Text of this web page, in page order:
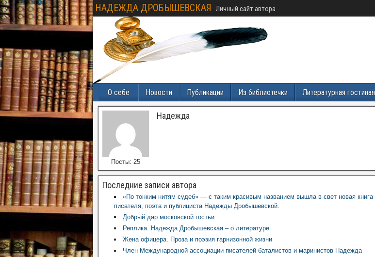
НАДЕЖДА ДРОБЫШЕВСКАЯ Личный сайт автора
О себе Новости Публикации Из библиотечки Литературная гостиная
Посты: 25
Надежда
Последние записи автора
«По тонким нитям судеб» — с таким красивым названием вышла в свет новая книга
писателя, поэта и публициста Надежды Дробышевской.
Добрый дар московской гостьи
Реплика. Надежда Дробышевская – о литературе
Жена офицера. Проза и поэзия гарнизонной жизни
Член Международной ассоциации писателей-баталистов и маринистов Надежда